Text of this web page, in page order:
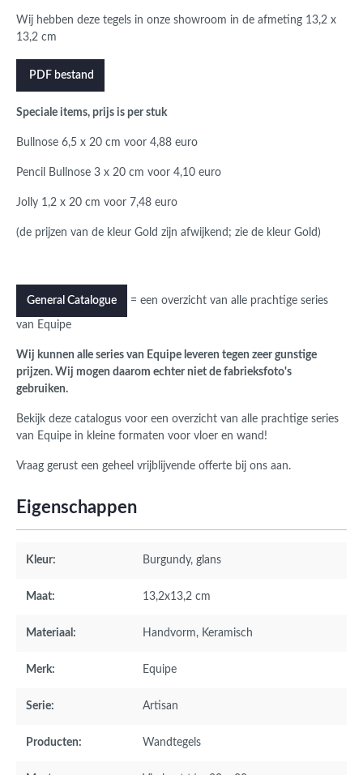
Wij hebben deze tegels in onze showroom in de afmeting 13,2 x
13,2 cm
PDF bestand
Speciale items, prijs is per stuk
Bullnose 6,5 x 20 cm voor 4,88 euro
Pencil Bullnose 3 x 20 cm voor 4,10 euro
Jolly 1,2 x 20 cm voor 7,48 euro
(de prijzen van de kleur Gold zijn afwijkend; zie de kleur Gold)
General Catalogue = een overzicht van alle prachtige series
van Equipe
Wij kunnen alle series van Equipe leveren tegen zeer gunstige
prijzen. Wij mogen daarom echter niet de fabrieksfoto's
gebruiken.
Bekijk deze catalogus voor een overzicht van alle prachtige series
van Equipe in kleine formaten voor vloer en wand!
Vraag gerust een geheel vrijblijvende offerte bij ons aan.
Eigenschappen
Kleur: Burgundy, glans
Maat: 13,2x13,2 cm
Materiaal: Handvorm, Keramisch
Merk: Equipe
Serie: Artisan
Producten: Wandtegels